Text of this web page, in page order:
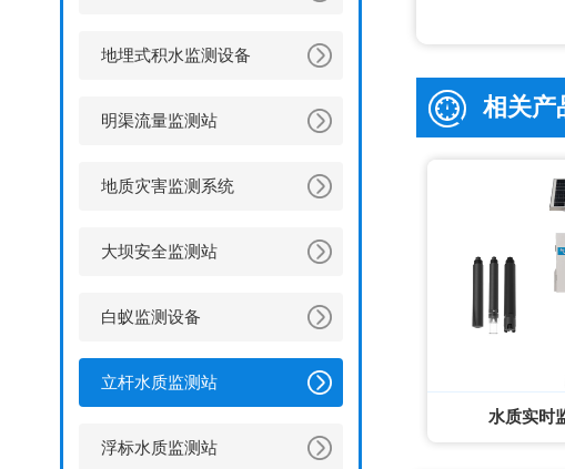
地埋式积水监测设备
明渠流量监测站
地质灾害监测系统
大坝安全监测站
白蚁监测设备
立杆水质监测站
浮标水质监测站
相关产
水质实时